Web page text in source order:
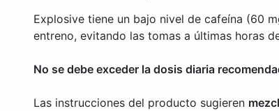
Explosive tiene un bajo nivel de cafeína (60
entreno, evitando las tomas a últimas horas
No se debe exceder la dosis diaria
Las instrucciones del producto sugieren